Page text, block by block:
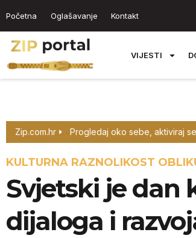
Početna Oglašavanje Kontakt
VIJESTI
Zip.com.hr Progledaj oko sebe, aktiviraj se
KULTURNA RAZNOLIKOST
Svjetski je dan
dijaloga i